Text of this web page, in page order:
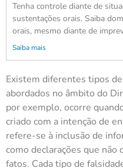
Tenha controle diante de
sustentações orais. Saiba
orais, mesmo diante de
Saiba mais
Existem diferentes tipos
abordados no âmbito do
por exemplo, ocorre
criado com a intenção de
refere-se à inclusão de
como declarações que não
fatos. Cada tipo de